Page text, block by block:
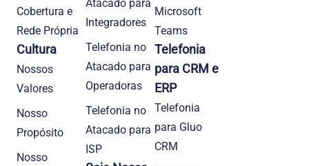
Cobertura e
Rede Própria
Cultura
Nossos
Valores
Nosso
Propósito
Nosso
Atacado para
Integradores
Telefonia no
Atacado para
Operadoras
Telefonia no
Atacado para
ISP
Microsoft
Teams
Telefonia
para CRM e
ERP
Telefonia
para Gluo
CRM